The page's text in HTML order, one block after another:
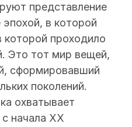
представление
в которой
которой проходило
Это тот мир вещей,
сформировавший
поколений.
охватывает
начала ХХ